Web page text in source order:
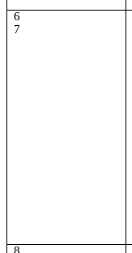
6
7